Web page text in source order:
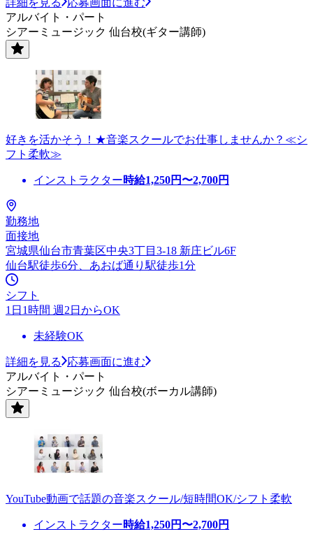
アルバイト・パート
シアーミュージック 仙台校(ギター講師)
好きを活かそう！★音楽スクールでお仕事しませんか？≪シ
フト柔軟≫
インストラクター時給1,250円〜2,700円
勤務地
面接地
宮城県仙台市青葉区中央3丁目3-18 新庄ビル6F
仙台駅徒歩6分、あおば通り駅徒歩1分
シフト
1日1時間 週2日からOK
未経験OK
詳細を見る
応募画面に進む
アルバイト・パート
シアーミュージック 仙台校(ボーカル講師)
YouTube動画で話題の音楽スクール/短時間OK/シフト柔軟
インストラクター時給1,250円〜2,700円